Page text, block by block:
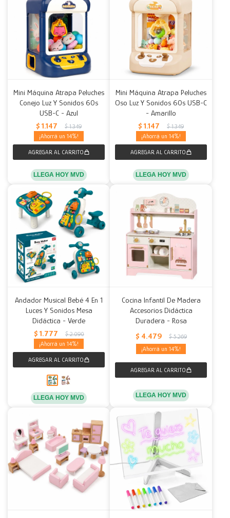
Mini Máquina Atrapa Peluches
Conejo Luz Y Sonidos 60s
USB-C - Azul
$ 1.147 $ 1.349
14
LLEGA HOY MVD
Mini Máquina Atrapa Peluches
Oso Luz Y Sonidos 60s USB-C
- Amarillo
$ 1.147 $ 1.349
14
LLEGA HOY MVD
Andador Musical Bebé 4 En 1
Luces Y Sonidos Mesa
Didáctica - Verde
$ 1.777 $ 2.090
14
LLEGA HOY MVD
Cocina Infantil De Madera
Accesorios Didáctica
Duradera - Rosa
$ 4.479 $ 5.269
14
LLEGA HOY MVD